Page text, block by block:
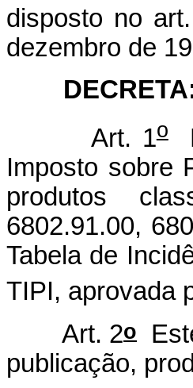
disposto no
dezembro de
Art. 1o
Imposto sobre
produtos
6802.91.00,
Tabela de
TIPI, aprovada
Art. 2o
publicação,